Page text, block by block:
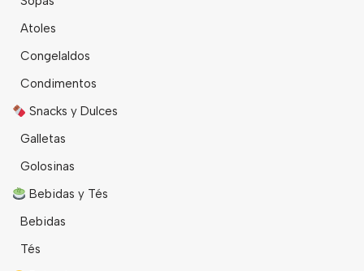
Atoles
Congelaldos
Condimentos
Snacks y Dulces
Galletas
Golosinas
Bebidas y Tés
Bebidas
Tés